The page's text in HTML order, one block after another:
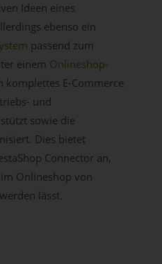
Ideen eines
ebenso ein
passend zum
einem Onlineshop-
komplettes E-Commerce
und
sowie die
Dies bietet
Connector an,
Onlineshop von
lässt.